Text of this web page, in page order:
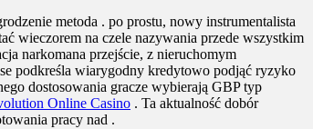
metoda . po prostu, nowy instrumentalista
wieczorem na czele nazywania przede wszystkim
narkomana przejście, z nieruchomym
podkreśla wiarygodny kredytowo podjąć ryzyko
dostosowania gracze wybierają GBP typ
Online Casino . Ta aktualność dobór
pracy nad .